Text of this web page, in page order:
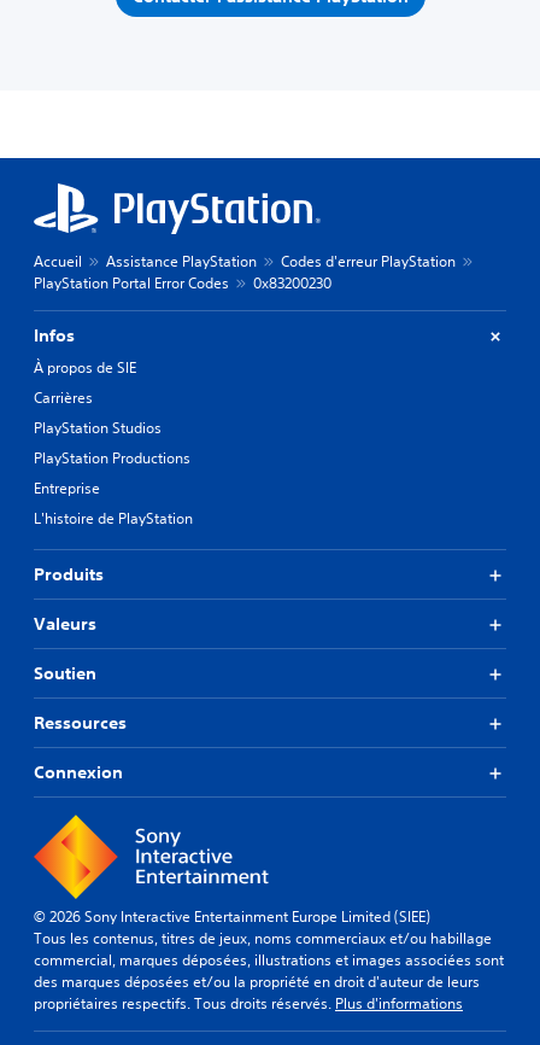
Accueil Assistance PlayStation
Codes d'erreur PlayStation
PlayStation Portal Error Codes
0x83200230
Infos
À propos de SIE
Carrières
PlayStation Studios
PlayStation Productions
Entreprise
L'histoire de PlayStation
Produits
Valeurs
Soutien
Ressources
Connexion
© 2026 Sony Interactive Entertainment Europe Limited (SIEE)
Tous les contenus, titres de jeux, noms commerciaux et/ou habillage
commercial, marques déposées, illustrations et images associées sont
des marques déposées et/ou la propriété en droit d'auteur de leurs
propriétaires respectifs. Tous droits réservés. Plus d'informations